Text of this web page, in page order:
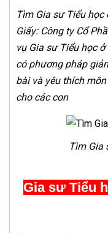
Tìm Gia sư Tiểu học
Giấy: Công ty Cổ
vụ Gia sư Tiểu học
có phương pháp
bài và yêu thích
cho các con
Tìm Gia
Gia sư Tiểu